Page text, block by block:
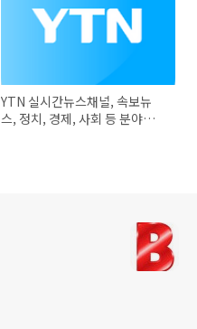
YTN 실시간뉴스채널, 속보뉴
스, 정치, 경제, 사회 등 분야별